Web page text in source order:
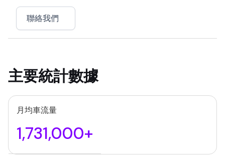
聯絡我們
主要統計數據
月均車流量
1,731,000+